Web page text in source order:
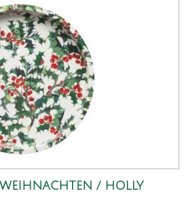
WEIHNACHTEN / HOLLY